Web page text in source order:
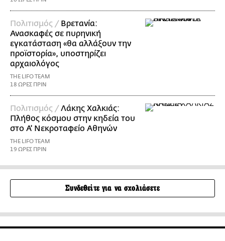
Πολιτισμός / Βρετανία:
Ανασκαφές σε πυρηνική
εγκατάσταση «θα αλλάξουν την
προϊστορία», υποστηρίζει
αρχαιολόγος
THE LIFO TEAM
18 ΩΡΕΣ ΠΡΙΝ
Πολιτισμός /Λάκης Χαλκιάς:
Πλήθος κόσμου στην κηδεία του
στο Α' Νεκροταφείο Αθηνών
THE LIFO TEAM
19 ΩΡΕΣ ΠΡΙΝ
Συνδεθείτε για να σχολιάσετε